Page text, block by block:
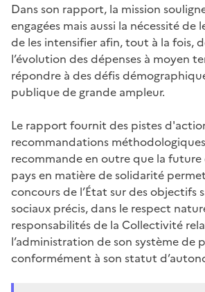
Dans son rapport, la mission
engagées mais aussi la nécessité de
de les intensifier afin, tout à la fois,
l’évolution des dépenses à moyen
répondre à des défis
publique de grande ampleur.
Le rapport fournit des pistes
recommandations
recommande en outre que la
pays en matière de solidarité
concours de l’État sur des objectifs
sociaux précis, dans le respect
responsabilités de la Collectivité
l’administration de son système de
conformément à son statut